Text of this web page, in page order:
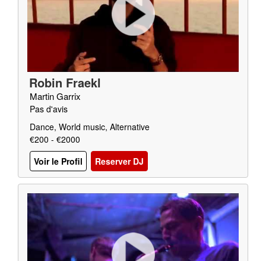
Robin Fraekl
Martin Garrix
Pas d'avis
Dance, World music, Alternative
€200 - €2000
Voir le Profil
Reserver DJ